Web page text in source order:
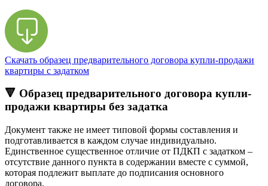
Скачать образец предварительного договора купли-продажи
квартиры с задатком
🔻 Образец предварительного договора купли-
продажи квартиры без задатка
Документ также не имеет типовой формы составления и
подготавливается в каждом случае индивидуально.
Единственное существенное отличие от ПДКП с задатком –
отсутствие данного пункта в содержании вместе с суммой,
которая подлежит выплате до подписания основного
договора.